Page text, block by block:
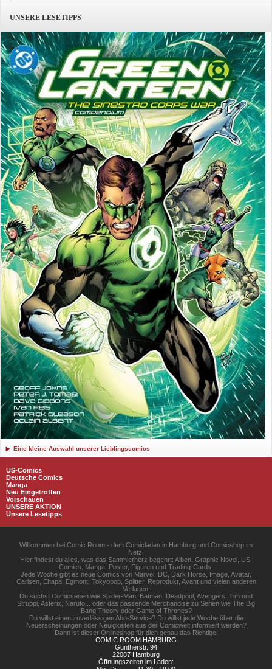
UNSERE LESETIPPS
Eine kleine Auswahl unserer Lieblingscomics
US-Comics
Deutsche Comics
Manga
Neu Eingetroffen
Vorschauen
UNSERE AKTION
Unsere Lesetipps
Willkommen bei Comic Room - dem Comicladen in Hamburg und Comicshop im
Netz!
Hier findest du alles, was das Sammlerherz begehrt: Alben, Graphic Novel, US-
Comics, Manga, Poster, Figuren und Trading-Cards.
Jede Woche gibt es neue Comics von Marvel, DC, Dark Horse, Image, Avatar,
Carlsen, Ehapa, Egmont, Tokyopop, Splitter, Reprodukt, Avant und vielen anderen
Verlagen.
Du suchst Comicserien wie Spider-Man, Batman, Deadpool, Avengers, Tim und
Struppi, Asterix, Naruto... oder das passende Merchandise zu Serien wie The Big
Bang Theory oder Game of Thrones?
Du willst einen zuverlässigen Abo-Service? Du willst jede Woche über die
Neuerscheinungen oder Neuigkeiten aus der Comicwelt informiert werden?
Dann ist dieser Onlineshop für dich genau das Richtige!
COMIC ROOM HAMBURG
Güntherstr. 94
22087 Hamburg
Öffnungszeiten im Laden: